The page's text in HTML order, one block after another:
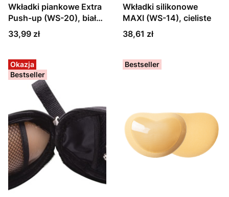
Wkładki piankowe Extra
Push-up (WS-20), biały,
czarny lub beżowy
Cena
33,99 zł
Wkładki silikonowe
MAXI (WS-14), cieliste
Cena
38,61 zł
Okazja
Bestseller
Bestseller